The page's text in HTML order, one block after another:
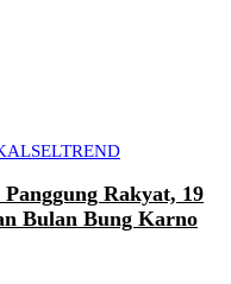
TREND
Rakyat, 19
Bulan Bung Karno